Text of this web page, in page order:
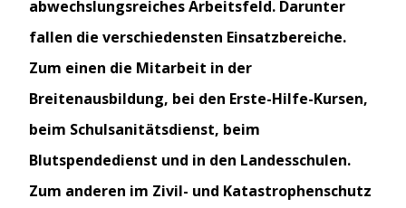
abwechslungsreiches Arbeitsfeld. Darunter
fallen die verschiedensten Einsatzbereiche.
Zum einen die Mitarbeit in der
Breitenausbildung, bei den Erste-Hilfe-Kursen,
beim Schulsanitätsdienst, beim
Blutspendedienst und in den Landesschulen.
Zum anderen im Zivil- und Katastrophenschutz